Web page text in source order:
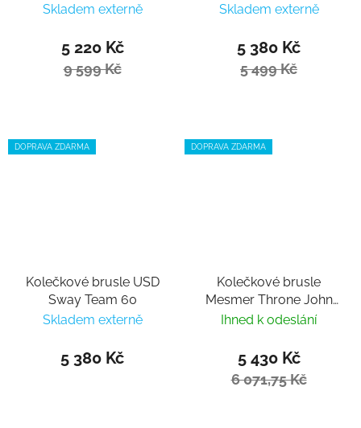
Skladem externě
5 220 Kč
9 599 Kč
Skladem externě
5 380 Kč
5 499 Kč
DOPRAVA ZDARMA
Kolečkové brusle USD
Sway Team 60
Skladem externě
5 380 Kč
DOPRAVA ZDARMA
Kolečkové brusle
Mesmer Throne John
Bolino V2
Ihned k odeslání
5 430 Kč
6 071,75 Kč